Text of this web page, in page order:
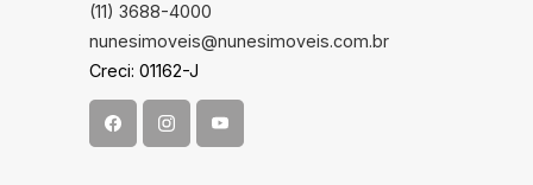
(11) 3688-4000
nunesimoveis@nunesimoveis.com.br
Creci: 01162-J